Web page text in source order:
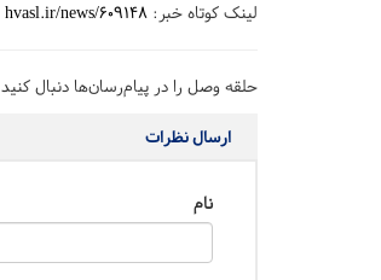
لینک کوتاه خبر: hvasl.ir/news/609148
حلقه وصل را در پیام‌رسان‌ها دنبال کنید
ارسال نظرات
نام